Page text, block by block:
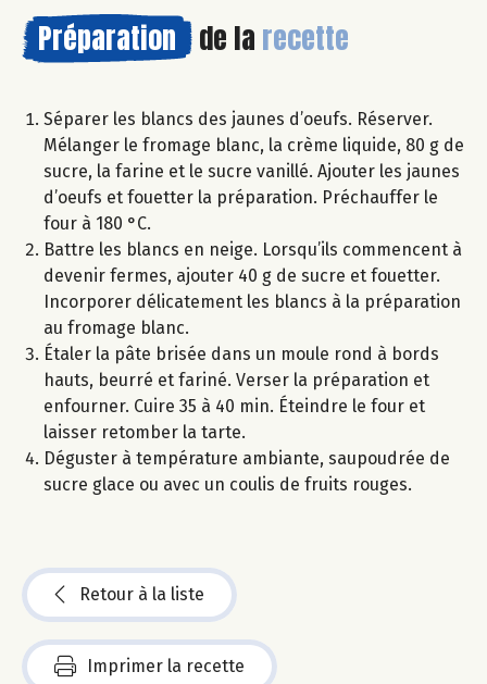
Préparation de la recette
Séparer les blancs des jaunes d’oeufs. Réserver.
Mélanger le fromage blanc, la crème liquide, 80 g de
sucre, la farine et le sucre vanillé. Ajouter les jaunes
d’oeufs et fouetter la préparation. Préchauffer le
four à 180 °C.
Battre les blancs en neige. Lorsqu’ils commencent à
devenir fermes, ajouter 40 g de sucre et fouetter.
Incorporer délicatement les blancs à la préparation
au fromage blanc.
Étaler la pâte brisée dans un moule rond à bords
hauts, beurré et fariné. Verser la préparation et
enfourner. Cuire 35 à 40 min. Éteindre le four et
laisser retomber la tarte.
Déguster à température ambiante, saupoudrée de
sucre glace ou avec un coulis de fruits rouges.
Retour à la liste
Imprimer la recette